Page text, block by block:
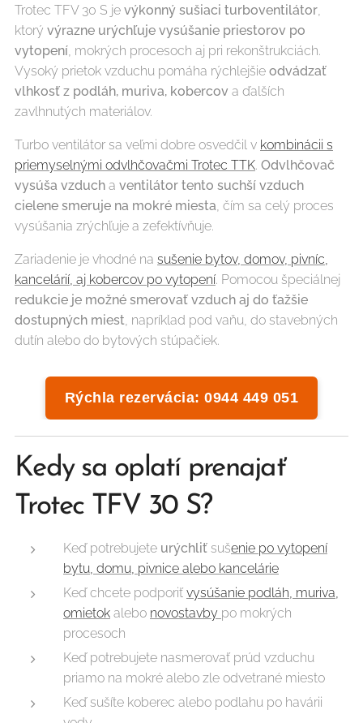
Trotec TFV 30 S je výkonný sušiaci turboventilátor
ktorý výrazne urýchľuje vysúšanie priestorov po
vytopení , mokrých procesoch aj pri rekonštrukciách.
Vysoký prietok vzduchu pomáha rýchlejšie odvádzať
vlhkosť z podláh, muriva, kobercov a ďalších
zavlhnutých materiálov.
Turbo ventilátor sa veľmi dobre osvedčil v kombinácii s
priemyselnými odvlhčovačmi Trotec TTK. Odvlhčovač
vysúša vzduch a ventilátor tento suchší vzduch
cielene smeruje na mokré miesta , čím sa celý proces
vysúšania zrýchľuje a zefektívňuje.
Zariadenie je vhodné na sušenie bytov, domov, pivníc,
kancelárií, aj kobercov po vytopení. Pomocou špeciálnej
redukcie je možné smerovať vzduch aj do ťažšie
dostupných miest , napríklad pod vaňu, do stavebných
dutín alebo do bytových stúpačiek.
Rýchla rezervácia: 0944 449 051
Kedy sa oplatí prenajať
Trotec TFV 30 S?
Keď potrebujete urýchliť sušenie po vytopení
bytu, domu, pivnice alebo kancelárie
Keď chcete podporiť vysúšanie podláh, muriva,
omietok alebo novostavby po mokrých
procesoch
Keď potrebujete nasmerovať prúd vzduchu
priamo na mokré alebo zle odvetrané miesto
Keď sušíte koberec alebo podlahu po havárii